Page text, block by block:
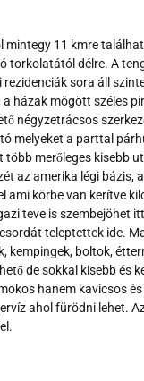
mintegy 11 kmre
torkolatától délre. A
sora áll
házak mögött széles
négyzetrácsos
melyeket a parttal
több merőleges kisebb
az amerika légi bázis,
ami körbe van kerítve
teve is szembejöhet
teleptettek ide.
kempingek, boltok,
de sokkal kisebb és
hanem kavicsos
ahol fürödni lehet.